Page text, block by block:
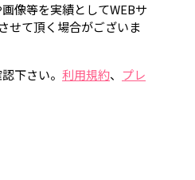
像等を実績としてWEBサ
せて頂く場合がございま
下さい。 利用規約、 プレ